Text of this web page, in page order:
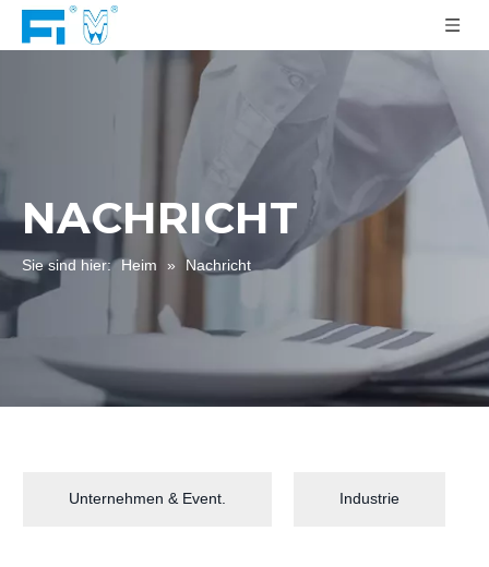
NACHRICHT
Sie sind hier: Heim » Nachricht
Unternehmen & Event. Industrie